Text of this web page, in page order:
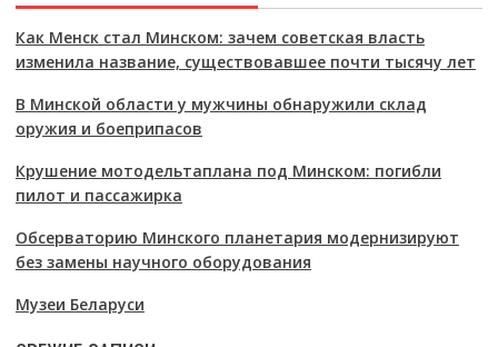
Как Менск стал Минском: зачем советская власть
изменила название, существовавшее почти тысячу лет
В Минской области у мужчины обнаружили склад
оружия и боеприпасов
Крушение мотодельтаплана под Минском: погибли
пилот и пассажирка
Обсерваторию Минского планетария модернизируют
без замены научного оборудования
Музеи Беларуси